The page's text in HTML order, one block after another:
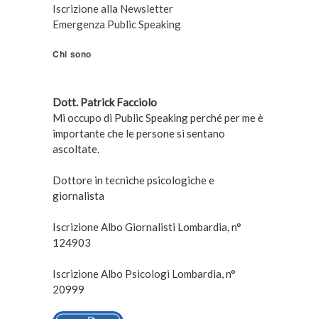
Iscrizione alla Newsletter
Emergenza Public Speaking
Chi sono
Dott. Patrick Facciolo
Mi occupo di Public Speaking perché per me è
importante che le persone si sentano
ascoltate.
Dottore in tecniche psicologiche e
giornalista
Iscrizione Albo Giornalisti Lombardia, n°
124903
Iscrizione Albo Psicologi Lombardia, n°
20999